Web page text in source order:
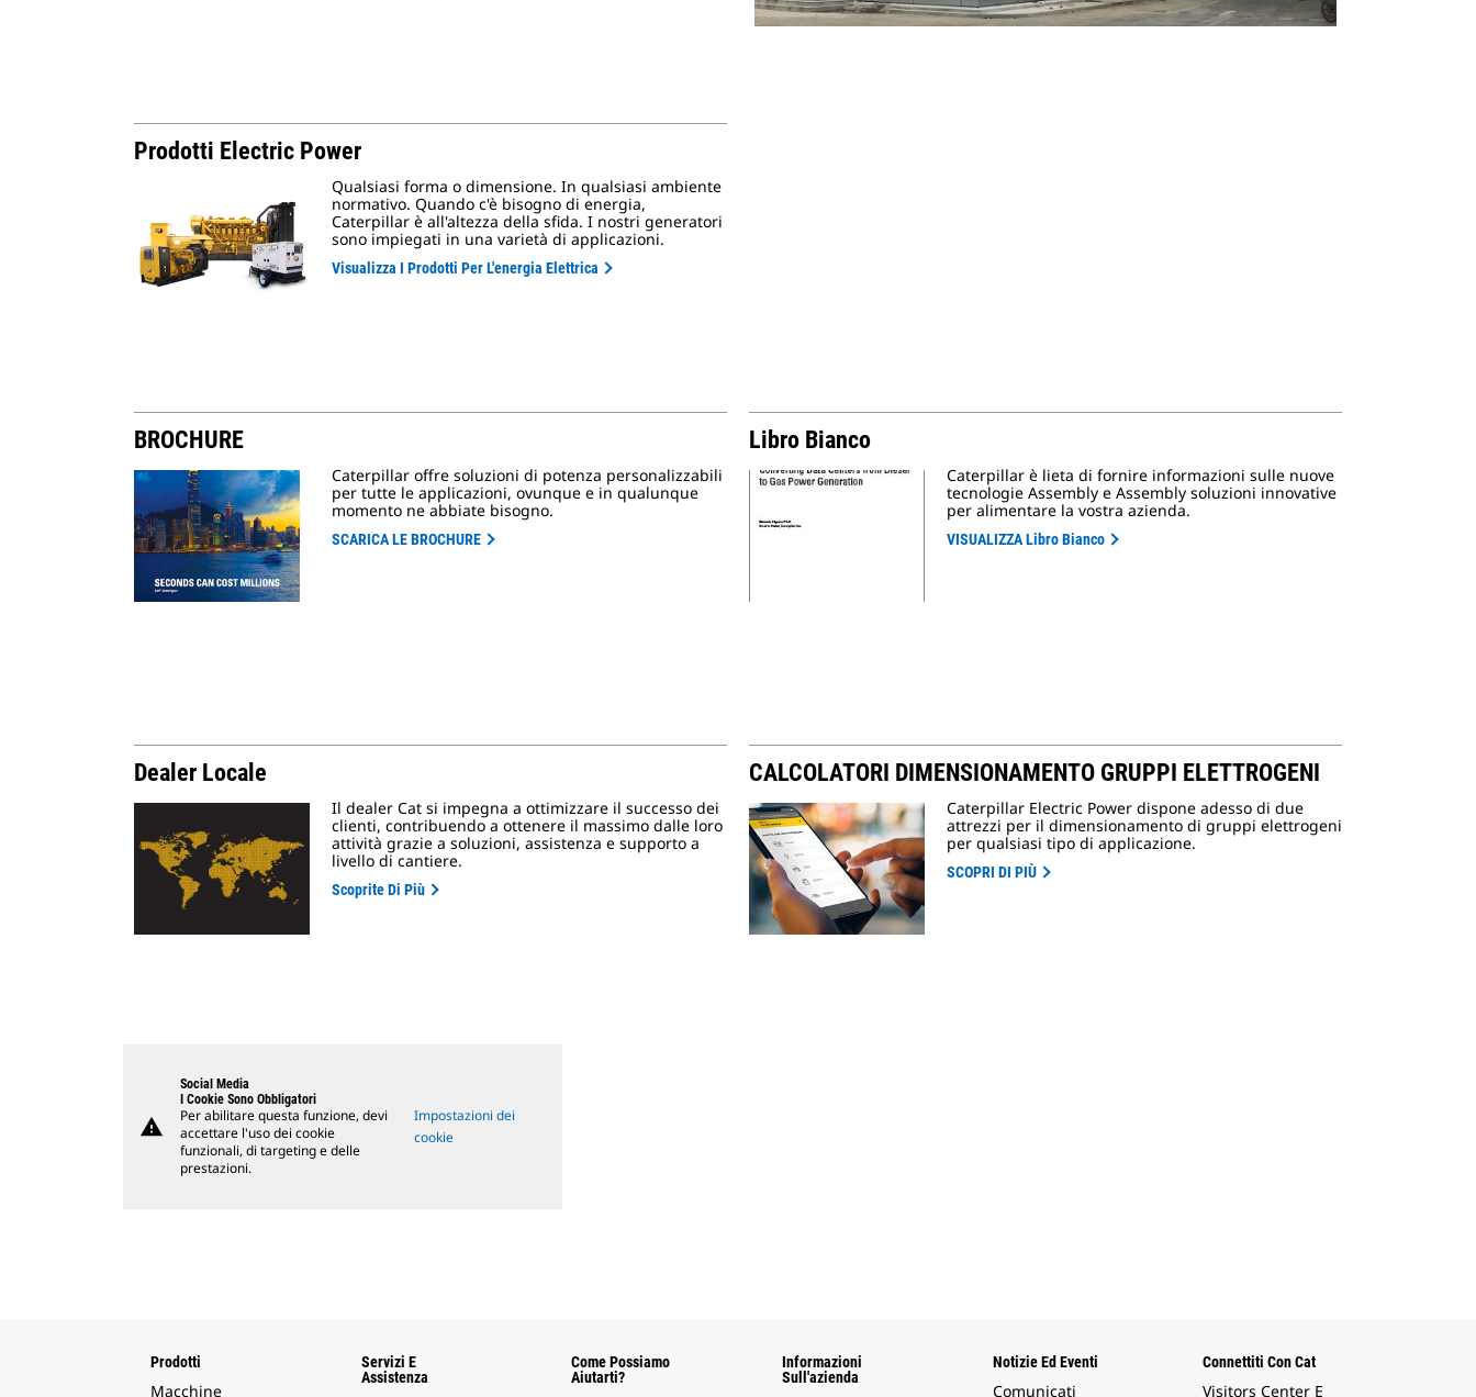
Prodotti Electric Power
Qualsiasi forma o dimensione. In qualsiasi ambiente
normativo. Quando c'è bisogno di energia,
Caterpillar è all'altezza della sfida. I nostri generatori
sono impiegati in una varietà di applicazioni.
Visualizza I Prodotti Per L'energia Elettrica
BROCHURE
Caterpillar offre soluzioni di potenza personalizzabili
per tutte le applicazioni, ovunque e in qualunque
momento ne abbiate bisogno.
SCARICA LE BROCHURE
Libro Bianco
Caterpillar è lieta di fornire informazioni sulle nuove
tecnologie Assembly e Assembly soluzioni innovative
per alimentare la vostra azienda.
VISUALIZZA Libro Bianco
Dealer Locale
Il dealer Cat si impegna a ottimizzare il successo dei
clienti, contribuendo a ottenere il massimo dalle loro
attività grazie a soluzioni, assistenza e supporto a
livello di cantiere.
Scoprite Di Più
CALCOLATORI DIMENSIONAMENTO GRUPPI ELETTROGENI
Caterpillar Electric Power dispone adesso di due
attrezzi per il dimensionamento di gruppi elettrogeni
per qualsiasi tipo di applicazione.
SCOPRI DI PIÙ
warning
Social Media
I Cookie Sono Obbligatori
Per abilitare questa funzione, devi
accettare l'uso dei cookie
funzionali, di targeting e delle
prestazioni.
Impostazioni dei
cookie
Prodotti
Macchine
Servizi E
Assistenza
Come Possiamo
Aiutarti?
Informazioni
Sull'azienda
Notizie Ed Eventi
Comunicati
Connettiti Con Cat
Visitors Center E